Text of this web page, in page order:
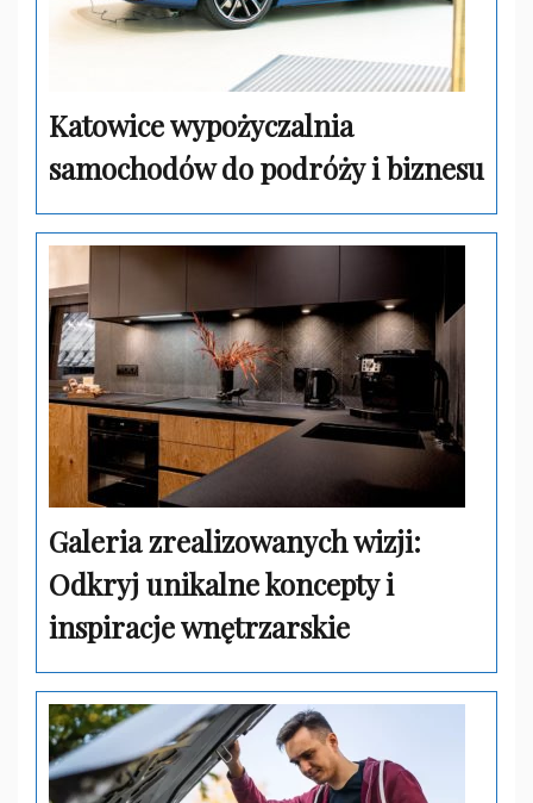
Katowice wypożyczalnia
samochodów do podróży i biznesu
Galeria zrealizowanych wizji:
Odkryj unikalne koncepty i
inspiracje wnętrzarskie